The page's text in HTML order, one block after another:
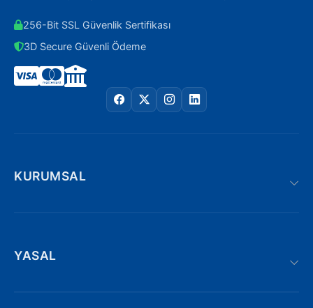
256-Bit SSL Güvenlik Sertifikası
3D Secure Güvenli Ödeme
KURUMSAL
YASAL